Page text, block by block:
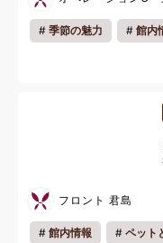
季節の魅力 館内
フロント 君島
館内情報 ペット